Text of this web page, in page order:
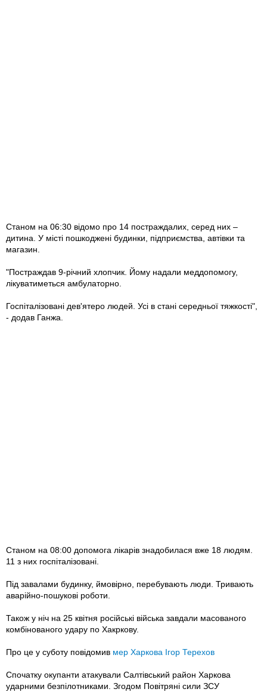
Станом на 06:30 відомо про 14 постраждалих, серед них –
дитина. У місті пошкоджені будинки, підприємства, автівки та
магазин.
"Постраждав 9-річний хлопчик. Йому надали меддопомогу,
лікуватиметься амбулаторно.
Госпіталізовані дев'ятеро людей. Усі в стані середньої тяжкості",
- додав Ганжа.
Станом на 08:00 допомога лікарів знадобилася вже 18 людям.
11 з них госпіталізовані.
Під завалами будинку, ймовірно, перебувають люди. Тривають
аварійно-пошукові роботи.
Також у ніч на 25 квітня російські війська завдали масованого
комбінованого удару по Хакркову.
Про це у суботу повідомив мер Харкова Ігор Терехов
Спочатку окупанти атакували Салтівський район Харкова
ударними безпілотниками. Згодом Повітряні сили ЗСУ